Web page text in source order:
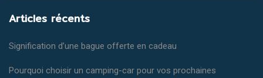
Articles récents
Signification d’une bague offerte en cadeau
Pourquoi choisir un camping-car pour vos prochaines